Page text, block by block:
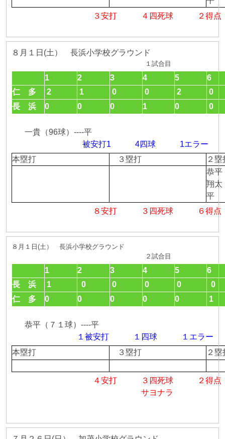
３安打 ４四死球 ２得点
８月１日(土） 長浜小学校グラウンド
１試合目
1 2 3 4 5
6
仁 多
2 1 0 0 2
0
長 浜
0 0 0 1 0 0
一貴（96球）----平
被安打1 4四球 1エラ
本塁打
３塁打
２
恭平
翔太
平
８安打 ３四死球 ６得点
８月１日(土） 長浜小学校グラウンド
２試合目
1 2 3 4 5
6
長 浜
1 0 0 0 0
0
仁 多
0 0 0 0 0 1
恭平（７１球）----平
１被安打 １四球 １エ
本塁打
３塁打 ２
４安打 ３四死球 ２得点
サヨナラ